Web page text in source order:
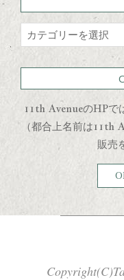
GALLERY
11th AvenueのHPで
（都合上名前は11th
販売